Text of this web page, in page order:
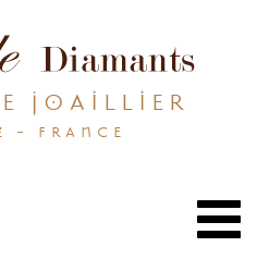
JOAILLIER
- FRANCE